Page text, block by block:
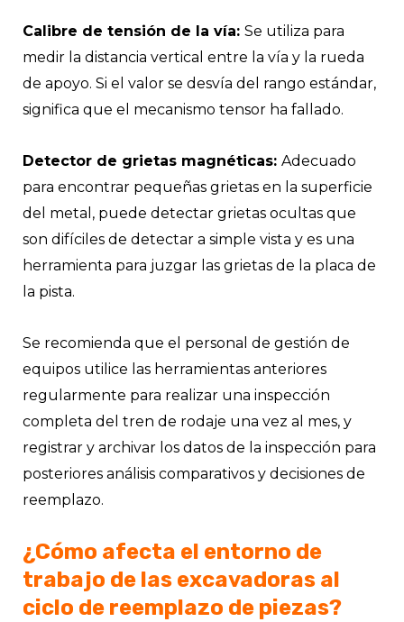
Calibre de tensión de la vía: Se utiliza para
medir la distancia vertical entre la vía y la rueda
de apoyo. Si el valor se desvía del rango estándar,
significa que el mecanismo tensor ha fallado.
Detector de grietas magnéticas: Adecuado
para encontrar pequeñas grietas en la superficie
del metal, puede detectar grietas ocultas que
son difíciles de detectar a simple vista y es una
herramienta para juzgar las grietas de la placa de
la pista.
Se recomienda que el personal de gestión de
equipos utilice las herramientas anteriores
regularmente para realizar una inspección
completa del tren de rodaje una vez al mes, y
registrar y archivar los datos de la inspección para
posteriores análisis comparativos y decisiones de
reemplazo.
¿Cómo afecta el entorno de
trabajo de las excavadoras al
ciclo de reemplazo de piezas?